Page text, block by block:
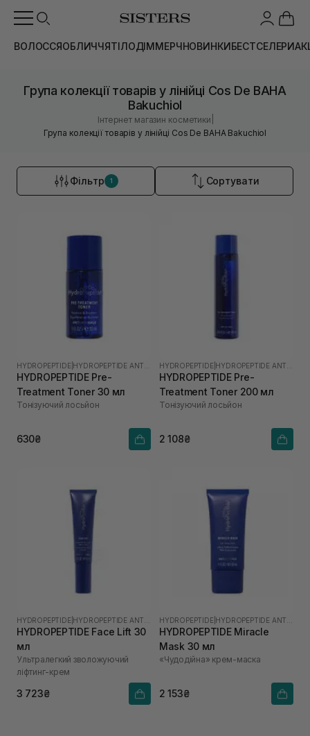
ВОЛОССЯОБЛИЧЧЯТІЛОДІММЕРЧНОВИНКИБЕСТСЕЛЕРИ
Група колекції товарів у лінійці Cos De BAHA
Bakuchiol
Інтернет магазин косметики
Група колекції товарів у лінійці Cos De BAHA Bakuchiol
Фільтр 1 Сортувати
HYDROPEPTIDE
HYDROPEPTIDE Pre-
Treatment Toner 30 мл
Тонізуючий лосьйон
630₴
HYDROPEPTIDE
HYDROPEPTIDE Pre-
Treatment Toner 200 мл
Тонізуючий лосьйон
2 108₴
HYDROPEPTIDE
HYDROPEPTIDE Face Lift 30
мл
Ультралегкий зволожуючий
ліфтинг-крем
3 723₴
HYDROPEPTIDE
HYDROPEPTIDE Miracle
Mask 30 мл
«Чудодійна» крем-маска
2 153₴